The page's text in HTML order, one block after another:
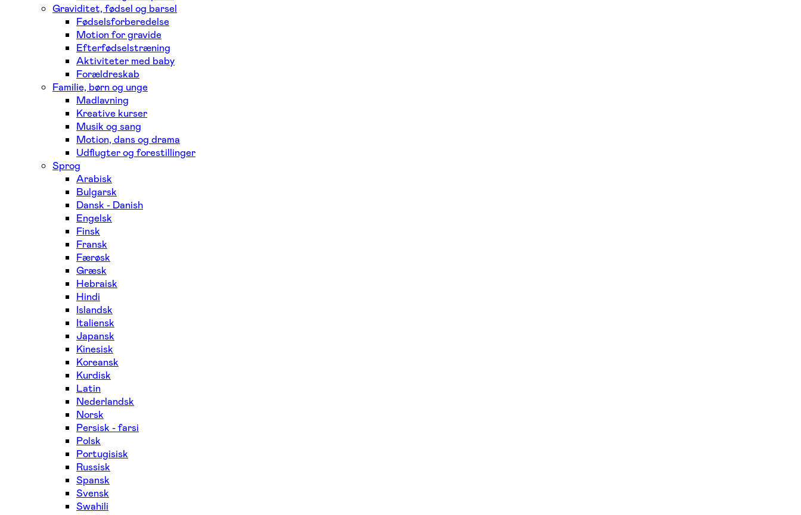
Graviditet, fødsel og barsel
Fødselsforberedelse
Motion for gravide
Efterfødselstræning
Aktiviteter med baby
Forældreskab
Familie, børn og unge
Madlavning
Kreative kurser
Musik og sang
Motion, dans og drama
Udflugter og forestillinger
Sprog
Arabisk
Bulgarsk
Dansk - Danish
Engelsk
Finsk
Fransk
Færøsk
Græsk
Hebraisk
Hindi
Islandsk
Italiensk
Japansk
Kinesisk
Koreansk
Kurdisk
Latin
Nederlandsk
Norsk
Persisk - farsi
Polsk
Portugisisk
Russisk
Spansk
Svensk
Swahili